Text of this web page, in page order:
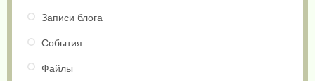
Записи блога
События
Файлы